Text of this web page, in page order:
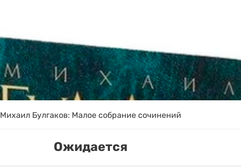
Михаил Булгаков: Малое собрание сочинений
Ожидается